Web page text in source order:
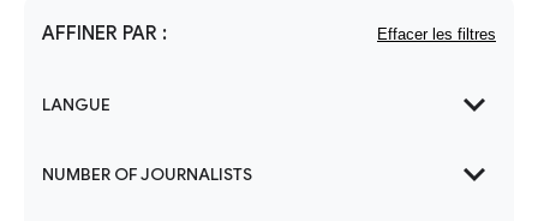
AFFINER PAR :
LANGUE expand_more
NUMBER OF JOURNALISTS expand_more